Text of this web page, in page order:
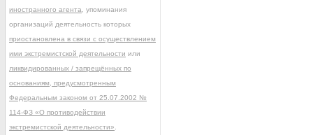
иностранного агента , упоминания
организаций деятельность которых
приостановлена в связи с осуществлением
ими экстремистской деятельности или
ликвидированных / запрещённых по
основаниям, предусмотренным
Федеральным законом от 25.07.2002 №
114-ФЗ «О противодействии
экстремистской деятельности»